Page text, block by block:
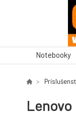
Notebooky